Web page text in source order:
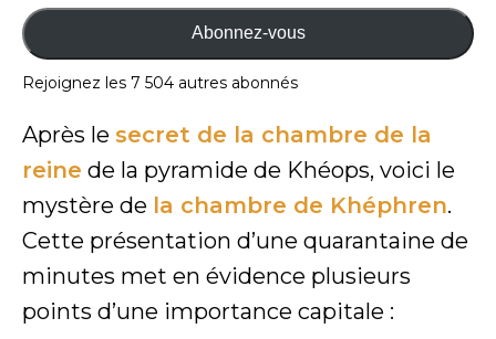
Abonnez-vous
Rejoignez les 7 504 autres abonnés
Après le secret de la chambre de la
reine de la pyramide de Khéops, voici le
mystère de la chambre de Khéphren.
Cette présentation d’une quarantaine de
minutes met en évidence plusieurs
points d’une importance capitale :